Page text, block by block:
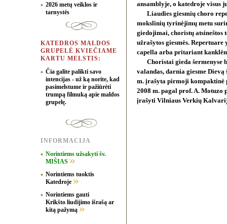
2026 metų veiklos ir
tarnystės
KATEDROS MALDOS
GRUPELĖ KVIEČIAME
KARTU MELSTIS:
Čia galite palikti savo
intencijas - už ką norite, kad
pasimelstume ir pažiūrėti
trumpą filmuką apie maldos
grupelę.
INFORMACIJA
Norintiems užsakyti šv.
MIŠIAS
Norintiems tuoktis
Katedroje
Norintiems gauti
Krikšto liudijimo išrašą ar
kitą pažymą
ansamblyje, o katedroje visus
Liaudies giesmių choro
mokslinių tyrinėjimų metu
giedojimai, choristų atsineštos
užrašytos giesmės.
capella arba pritariant
Choristai gieda šermenyse
valandas, darnia giesme
m. įrašyta pirmoji kompaktinė
2008 m. pagal prof. A. Motuzo
įrašyti Vilniaus Verkių